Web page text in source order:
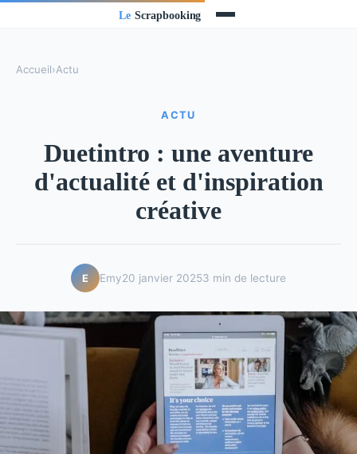
Accueil›Actu
ACTU
Duetintro : une aventure
d'actualité et d'inspiration
créative
E Emy20 janvier 20253 min de lecture